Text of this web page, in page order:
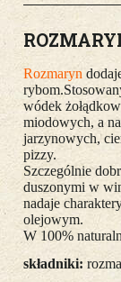
Rozmaryn
wódek
miodowych, a
jarzynowych,
pizzy.
Szczególnie
duszonymi w
nadaje
olejowym.
W 100%
składniki: